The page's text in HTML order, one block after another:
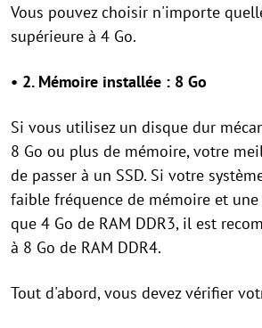
Vous pouvez choisir n'importe
supérieure à 4 Go.
• 2. Mémoire installée : 8 Go
Si vous utilisez un disque dur
8 Go ou plus de mémoire, votre
de passer à un SSD. Si votre
faible fréquence de mémoire et
que 4 Go de RAM DDR3, il est
à 8 Go de RAM DDR4.
Tout d'abord, vous devez vérifier